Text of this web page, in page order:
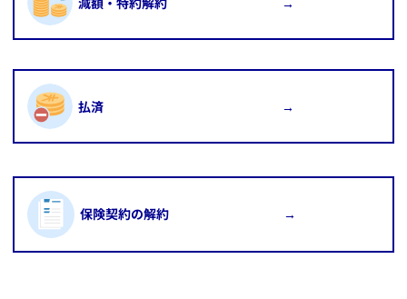
​払済 →
​保険契約の解約 →